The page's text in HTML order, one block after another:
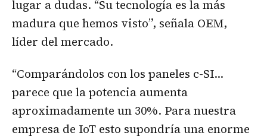
lugar a dudas. “Su tecnología es la más
madura que hemos visto”, señala OEM,
líder del mercado.
“Comparándolos con los paneles c-SI…
parece que la potencia aumenta
aproximadamente un 30%. Para nuestra
empresa de IoT esto supondría una enorme